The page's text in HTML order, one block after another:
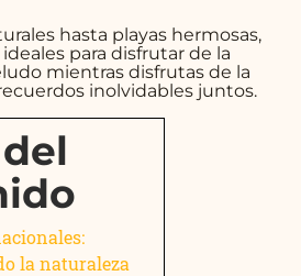
hasta playas hermosas,
para disfrutar de la
mientras disfrutas de la
inolvidables juntos.
la naturaleza